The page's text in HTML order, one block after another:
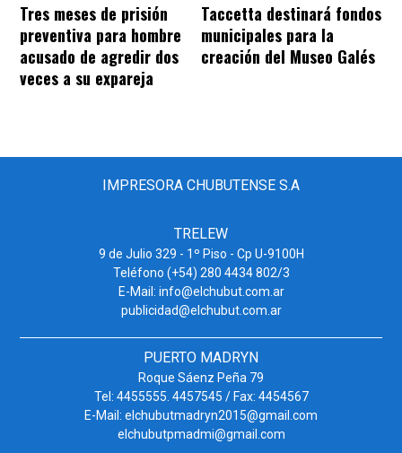
Tres meses de prisión
preventiva para hombre
acusado de agredir dos
veces a su expareja
Taccetta destinará fondos
municipales para la
creación del Museo Galés
IMPRESORA CHUBUTENSE S.A
TRELEW
9 de Julio 329 - 1º Piso - Cp U-9100H
Teléfono (+54) 280 4434 802/3
E-Mail: info@elchubut.com.ar
publicidad@elchubut.com.ar
PUERTO MADRYN
Roque Sáenz Peña 79
Tel: 4455555. 4457545 / Fax: 4454567
E-Mail: elchubutmadryn2015@gmail.com
elchubutpmadmi@gmail.com